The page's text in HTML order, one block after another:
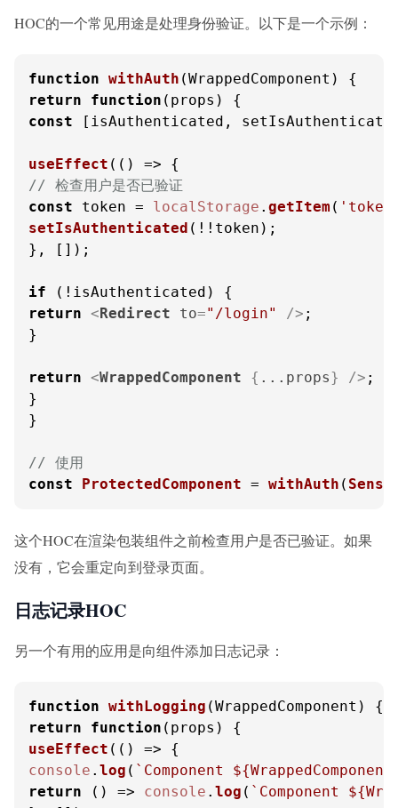
HOC的一个常见用途是处理身份验证。以下是一个示例：
function withAuth (WrappedComponent
return
function ( props
const [isAuthenticated,
useEffect ( () =>
// 检查用户是否已验证
const token = localStorage . getItem (
setIsAuthenticated (!!token);
}, []);
if
return <Redirect to="/login" /> ;
}
return <WrappedComponent { ...props} /> ;
}
}
// 使用
const
ProtectedComponent = withAuth (
这个HOC在渲染包装组件之前检查用户是否已验证。如果
没有，它会重定向到登录页面。
日志记录HOC
另一个有用的应用是向组件添加日志记录：
function withLogging (WrappedComponent
return
function ( props
useEffect ( () =>
console . log ( `Component
return
() => console . log ( `Component